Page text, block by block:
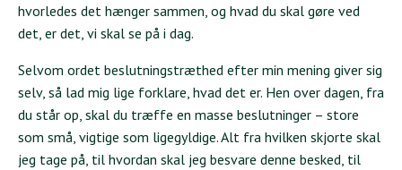
hvorledes det hænger sammen, og hvad du skal gøre ved
det, er det, vi skal se på i dag.
Selvom ordet beslutningstræthed efter min mening giver sig
selv, så lad mig lige forklare, hvad det er. Hen over dagen, fra
du står op, skal du træffe en masse beslutninger – store
som små, vigtige som ligegyldige. Alt fra hvilken skjorte skal
jeg tage på, til hvordan skal jeg besvare denne besked, til